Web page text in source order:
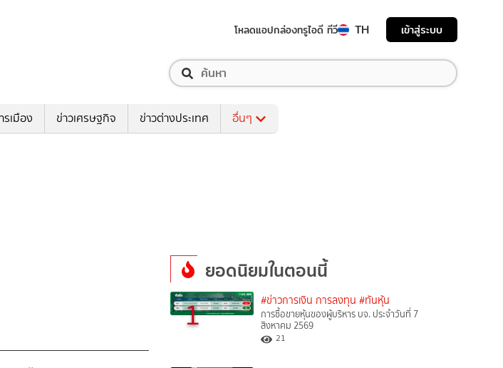
โหลดแอปกล่องทรูไอดี ทีวี TH เข้าสู่ระบบ
รเมือง ข่าวเศรษฐกิจ ข่าวต่างประเทศ อื่นๆ
ยอดนิยมในตอนนี้
1 #ข่าวการเงิน การลงทุน #ทันหุ้น
การซื้อขายหุ้นของผู้บริหาร บจ. ประจำวันที่ 7
สิงหาคม 2569
21